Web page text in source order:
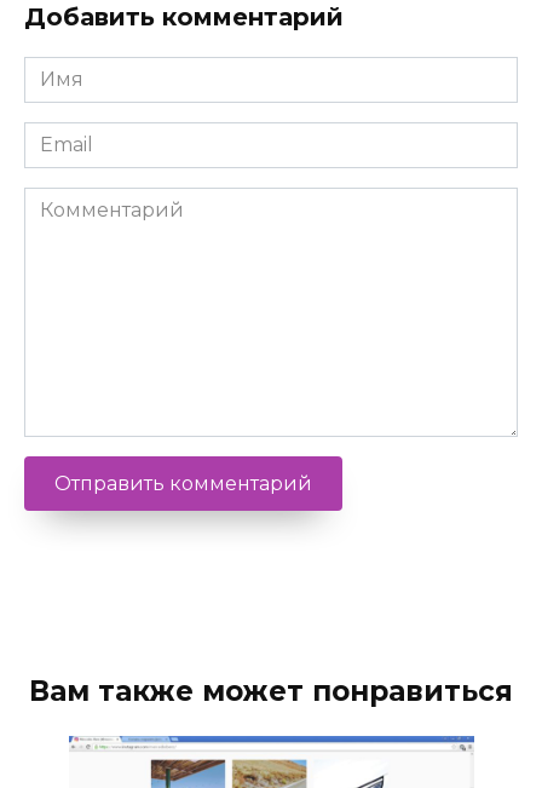
Добавить комментарий
Имя
*
Email
*
Комментарий
Вам также может понравиться